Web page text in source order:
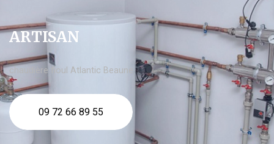
ARTISAN
chaudière fioul Atlantic Beaune
09 72 66 89 55